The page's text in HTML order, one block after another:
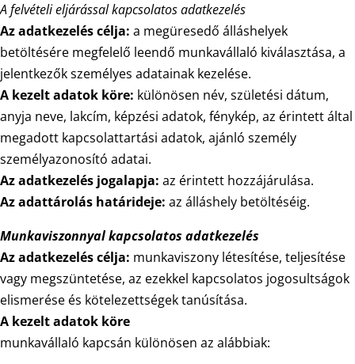
A felvételi eljárással kapcsolatos adatkezelés
Az adatkezelés célja: a megüresedő álláshelyek
betöltésére megfelelő leendő munkavállaló kiválasztása, a
jelentkezők személyes adatainak kezelése.
A kezelt adatok köre: különösen név, születési dátum,
anyja neve, lakcím, képzési adatok, fénykép, az érintett által
megadott kapcsolattartási adatok, ajánló személy
személyazonosító adatai.
Az adatkezelés jogalapja: az érintett hozzájárulása.
Az adattárolás határideje: az álláshely betöltéséig.
Munkaviszonnyal kapcsolatos adatkezelés
Az adatkezelés célja: munkaviszony létesítése, teljesítése
vagy megszüntetése, az ezekkel kapcsolatos jogosultságok
elismerése és kötelezettségek tanúsítása.
A kezelt adatok köre
munkavállaló kapcsán különösen az alábbiak: